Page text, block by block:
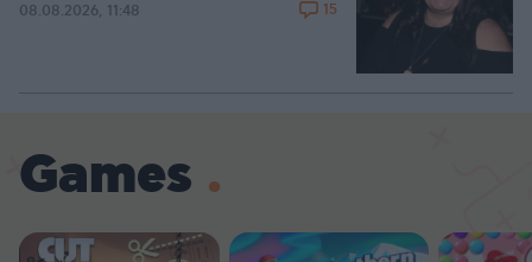
08.08.2026, 11:48 15
Games